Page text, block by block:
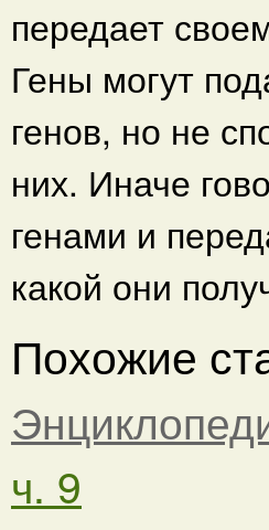
передает
Гены могут
генов, но не
них. Иначе
генами и
какой они
Похожие
ч. 9